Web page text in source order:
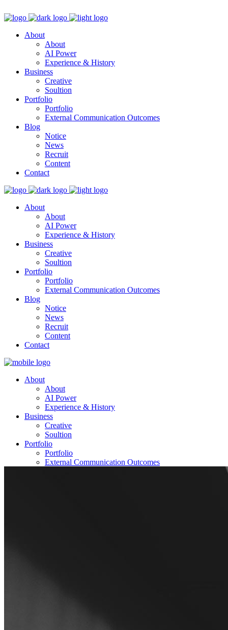
About
About
AI Power
Experience & History
Business
Creative
Soultion
Portfolio
Portfolio
External Communication Outcomes
Blog
Notice
News
Recruit
Content
Contact
About
About
AI Power
Experience & History
Business
Creative
Soultion
Portfolio
Portfolio
External Communication Outcomes
Blog
Notice
News
Recruit
Content
Contact
About
About
AI Power
Experience & History
Business
Creative
Soultion
Portfolio
Portfolio
External Communication Outcomes